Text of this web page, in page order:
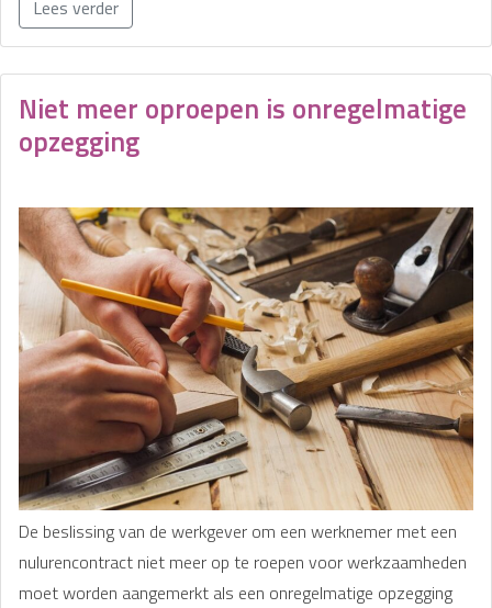
Lees verder
Niet meer oproepen is onregelmatige
opzegging
De beslissing van de werkgever om een werknemer met een
nulurencontract niet meer op te roepen voor werkzaamheden
moet worden aangemerkt als een onregelmatige opzegging